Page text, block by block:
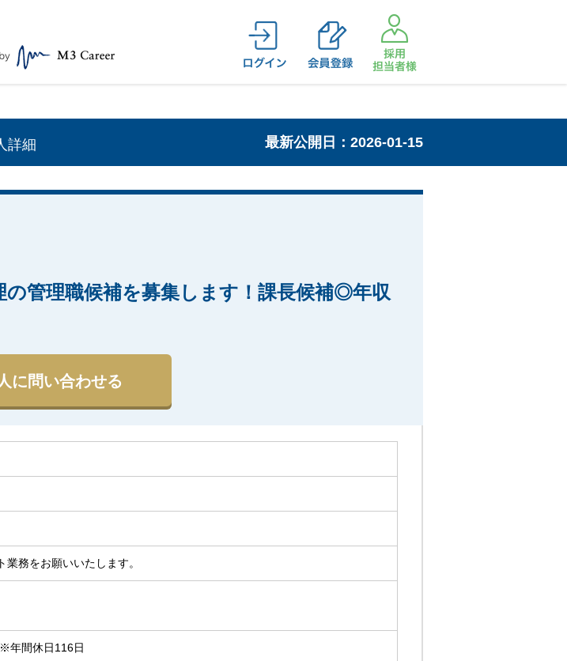
詳細 最新公開日：2026-01-15
の管理職候補を募集します！課長候補◎年収
に問い合わせる
務をお願いいたします。
年間休日116日